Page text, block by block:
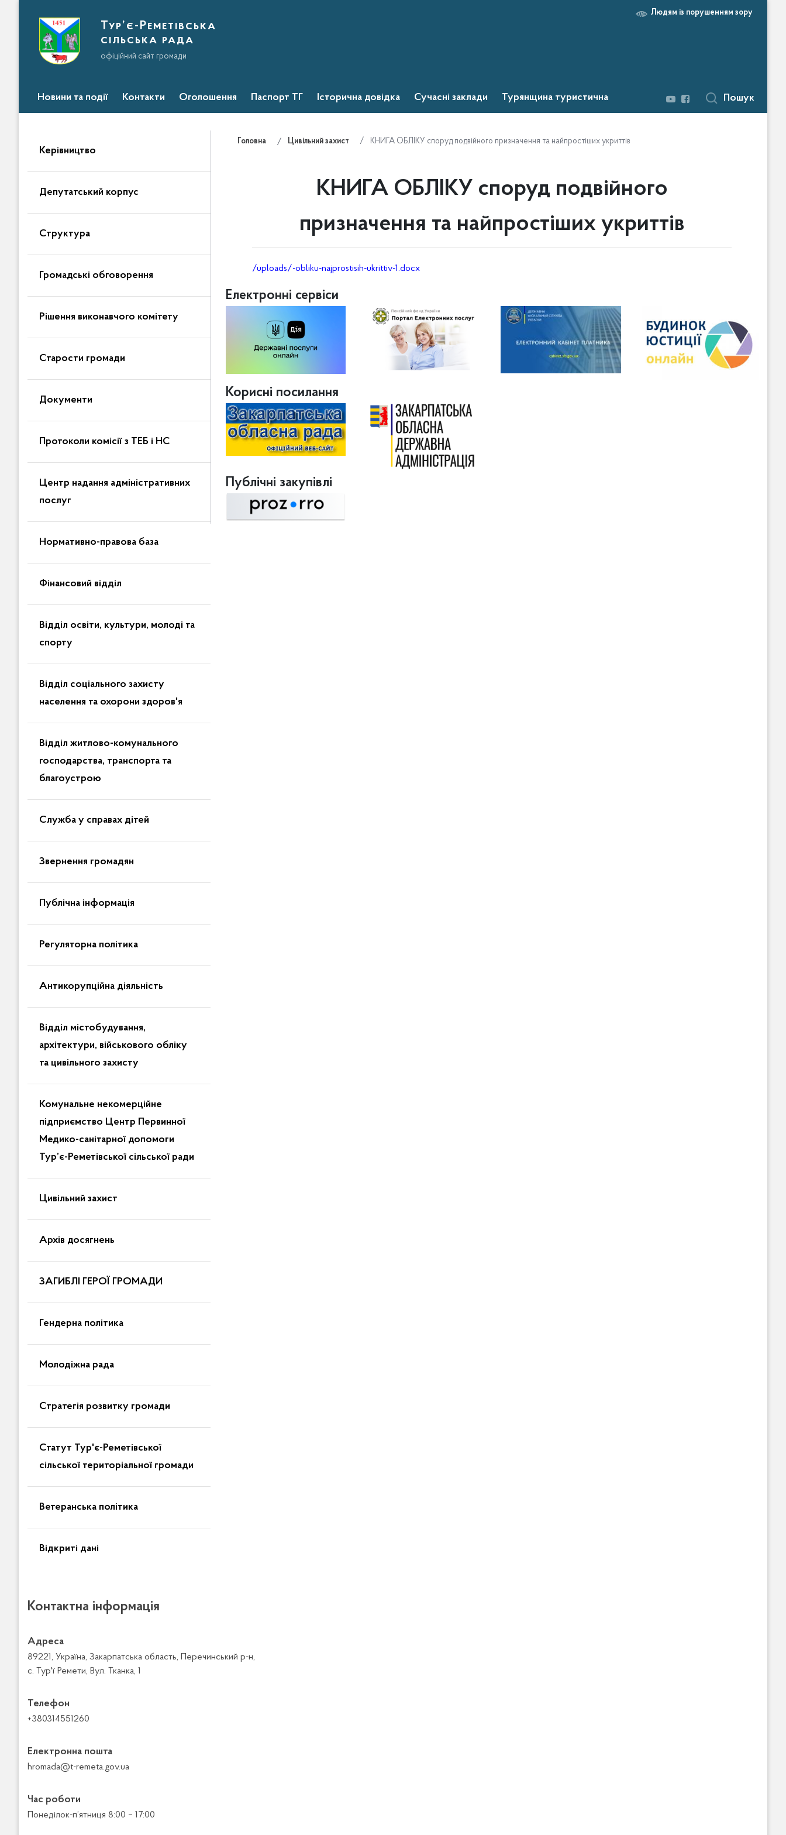
Тур’є-Реметівська
сільська рада
офіційний сайт громади
Людям із порушенням зору
Новини та події Контакти Оголошення Паспорт ТГ Історична довідка Сучасні заклади Турянщина туристична Пошук
Керівництво
Депутатський корпус
Структура
Громадські обговорення
Рішення виконавчого комітету
Старости громади
Документи
Протоколи комісії з ТЕБ і НС
Центр надання адміністративних
послуг
Нормативно-правова база
Фінансовий відділ
Відділ освіти, культури, молоді та
спорту
Відділ соціального захисту
населення та охорони здоров'я
Відділ житлово-комунального
господарства, транспорта та
благоустрою
Служба у справах дітей
Звернення громадян
Публічна інформація
Регуляторна політика
Антикорупційна діяльність
Відділ містобудування,
архітектури, військового обліку
та цивільного захисту
Комунальне некомерційне
підприємство Центр Первинної
Медико-санітарної допомоги
Тур’є-Реметівської сільської ради
Цивільний захист
Архів досягнень
ЗАГИБЛІ ГЕРОЇ ГРОМАДИ
Гендерна політика
Молодіжна рада
Стратегія розвитку громади
Статут Тур'є-Реметівської
сільської територіальної громади
Ветеранська політика
Відкриті дані
Головна Цивільний захист КНИГА ОБЛІКУ споруд подвійного призначення та найпростіших укриттів
КНИГА ОБЛІКУ споруд подвійного
призначення та найпростіших укриттів
/uploads/-obliku-najprostisih-ukrittiv-1.docx
Електронні сервіси
Корисні посилання
Публічні закупівлі
Контактна інформація
Адреса
89221, Україна, Закарпатська область, Перечинський р-н,
с. Тур'ї Ремети, Вул. Тканка, 1
Телефон
+380314551260
Електронна пошта
hromada@t-remeta.gov.ua
Час роботи
Понеділок-п’ятниця 8:00 – 17:00